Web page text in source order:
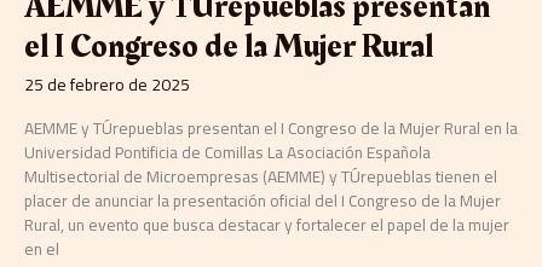
el I Congreso de la Mujer Rural
25 de febrero de 2025
AEMME y TÚrepueblas presentan el I Congreso de la Mujer Rural en la
Universidad Pontificia de Comillas La Asociación Española
Multisectorial de Microempresas (AEMME) y TÚrepueblas tienen el
placer de anunciar la presentación oficial del I Congreso de la Mujer
Rural, un evento que busca destacar y fortalecer el papel de la mujer
en el